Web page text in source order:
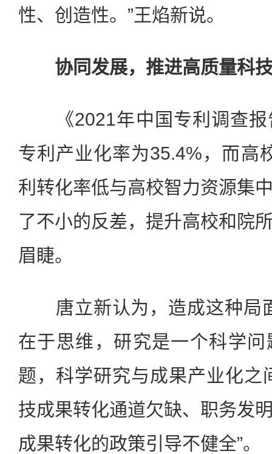
性、创造性。”王焰新说。
协同发展，推进高质量科
《2021年中国专利调查报
专利产业化率为35.4%，而高
利转化率低与高校智力资源集
了不小的反差，提升高校和院
眉睫。
唐立新认为，造成这种局
在于思维，研究是一个科学
题，科学研究与成果产业化之
技成果转化通道欠缺、职务发
成果转化的政策引导不健全”。